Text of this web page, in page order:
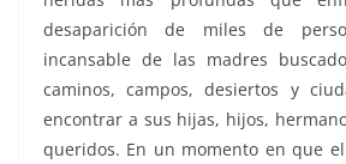
desaparición de miles de
incansable de las madres
caminos, campos, desiertos y
encontrar a sus hijas, hijos,
queridos. En un momento en que